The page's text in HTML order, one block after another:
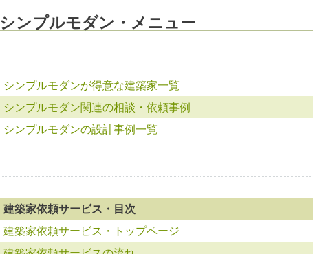
シンプルモダン・メニュー
シンプルモダンが得意な建築家一覧
シンプルモダン関連の相談・依頼事例
シンプルモダンの設計事例一覧
建築家依頼サービス・目次
建築家依頼サービス・トップページ